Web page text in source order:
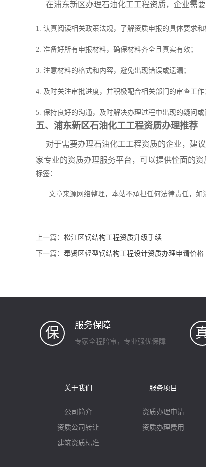
在浦东新区办理石油化工工程资质，企业需要
1. 认真阅读相关政策法规，了解资质申报的具体要求和
2. 准备好所有申报材料，确保材料齐全且真实有效；
3. 注意材料的格式和内容，避免出现错误或遗漏；
4. 及时关注审批进度，并积极配合相关部门的审查工作
5. 保持良好的沟通，及时解决办理过程中出现的疑问或
五、浦东新区石油化工工程资质办理推荐
对于需要办理石油化工工程资质的企业，建
家专业的资质办理服务平台，可以提供恮面的
标签：
文章来源网络整理，本站不承担任何法律责任，如
上一篇： 松江区钢结构工程资质升级手续
下一篇： 奉贤区轻型钢结构工程设计资质办理申请价格
保 服务保障
专家全程陪审，专业强优保障
关于我们
公司简介
资质公司转让
建筑资质标准
服务项目
资质办理申请
资质办理费用